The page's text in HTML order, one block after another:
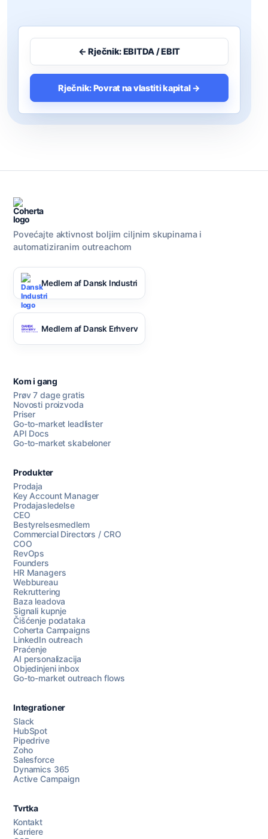
← Rječnik: EBITDA / EBIT
Rječnik: Povrat na vlastiti kapital →
Razgovarajte s nama
Povećajte aktivnost boljim ciljnim skupinama i
automatiziranim outreachom
Medlem af Dansk Industri
Medlem af Dansk Erhverv
Kom i gang
Prøv 7 dage gratis
Novosti proizvoda
Priser
Go-to-market leadlister
API Docs
Go-to-market skabeloner
Produkter
Prodaja
Key Account Manager
Prodajasledelse
CEO
Bestyrelsesmedlem
Commercial Directors / CRO
COO
RevOps
Founders
HR Managers
Webbureau
Rekruttering
Baza leadova
Signali kupnje
Čišćenje podataka
Coherta Campaigns
LinkedIn outreach
Praćenje
AI personalizacija
Objedinjeni inbox
Go-to-market outreach flows
Integrationer
Slack
HubSpot
Pipedrive
Zoho
Salesforce
Dynamics 365
Active Campaign
Tvrtka
Kontakt
Karriere